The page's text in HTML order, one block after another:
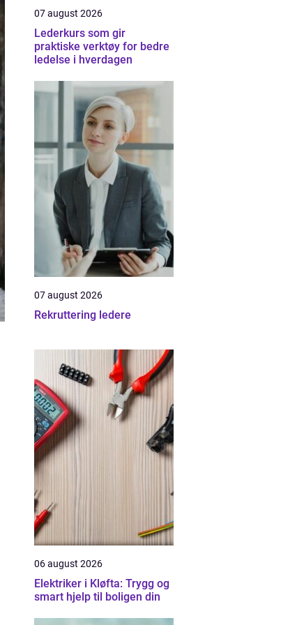
07 august 2026
Lederkurs som gir
praktiske verktøy for bedre
ledelse i hverdagen
07 august 2026
Rekruttering ledere
06 august 2026
Elektriker i Kløfta: Trygg og
smart hjelp til boligen din